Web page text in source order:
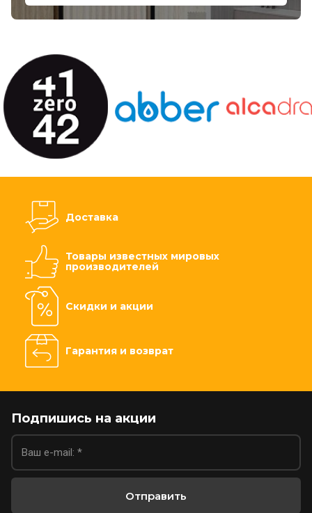
Доставка
Товары известных мировых
производителей
Скидки и акции
Гарантия и возврат
Подпишись на акции
Отправить